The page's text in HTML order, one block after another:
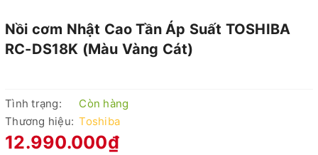
Nồi cơm Nhật Cao Tần Áp Suất TOSHIBA
RC-DS18K (Màu Vàng Cát)
Tình trạng:
Còn hàng
Thương hiệu: Toshiba
12.990.000₫